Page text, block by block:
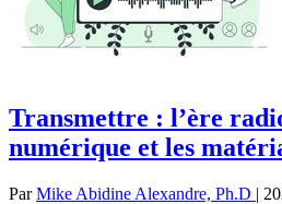
Transmettre : l’ère
numérique et les
ParMike Abidine Alexandre, Ph.D |